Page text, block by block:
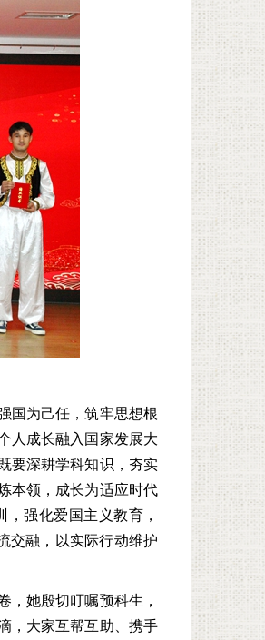
国为己任，筑牢思想根
人成长融入国家发展大
要深耕学科知识，夯实
本领，成长为适应时代
强化爱国主义教育，
交融，以实际行动维护
，她殷切叮嘱预科生，
，大家互帮互助、携手